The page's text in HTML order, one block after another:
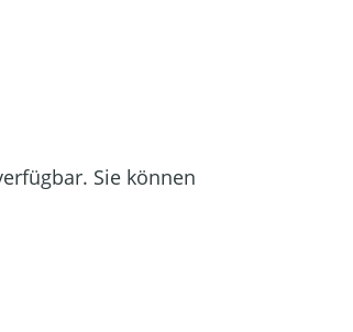
Sie können